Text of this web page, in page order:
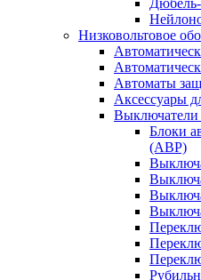
Низковольтовое
Автоматы
Аксессуары
Выключатели
Блоки
(АВР)